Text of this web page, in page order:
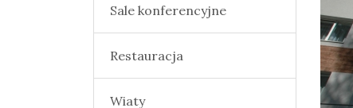
Sale konferencyjne
Restauracja
Wiaty